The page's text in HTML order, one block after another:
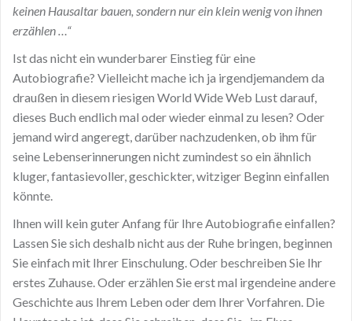
keinen Hausaltar bauen, sondern nur ein klein wenig von ihnen
erzählen …“
Ist das nicht ein wunderbarer Einstieg für eine
Autobiografie? Vielleicht mache ich ja irgendjemandem da
draußen in diesem riesigen World Wide Web Lust darauf,
dieses Buch endlich mal oder wieder einmal zu lesen? Oder
jemand wird angeregt, darüber nachzudenken, ob ihm für
seine Lebenserinnerungen nicht zumindest so ein ähnlich
kluger, fantasievoller, geschickter, witziger Beginn einfallen
könnte.
Ihnen will kein guter Anfang für Ihre Autobiografie einfallen?
Lassen Sie sich deshalb nicht aus der Ruhe bringen, beginnen
Sie einfach mit Ihrer Einschulung. Oder beschreiben Sie Ihr
erstes Zuhause. Oder erzählen Sie erst mal irgendeine andere
Geschichte aus Ihrem Leben oder dem Ihrer Vorfahren. Die